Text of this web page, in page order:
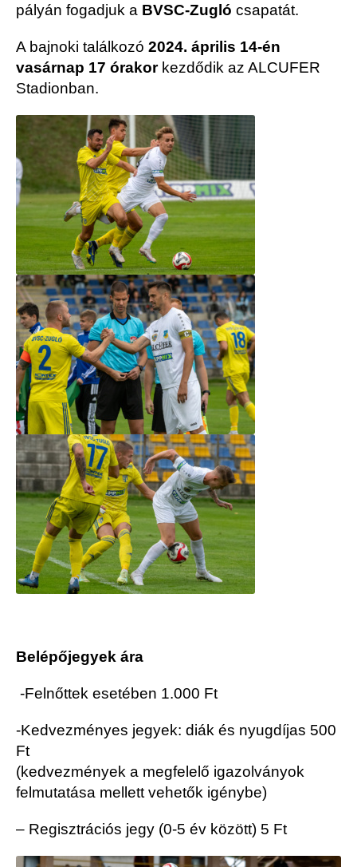
pályán fogadjuk a BVSC-Zugló csapatát.
A bajnoki találkozó 2024. április 14-én
vasárnap 17 órakorkezdődik az ALCUFER
Stadionban.
Belépőjegyek ára
-Felnőttek esetében 1.000 Ft
-Kedvezményes jegyek: diák és nyugdíjas 500
Ft
(kedvezmények a megfelelő igazolványok
felmutatása mellett vehetők igénybe)
– Regisztrációs jegy (0-5 év között) 5 Ft